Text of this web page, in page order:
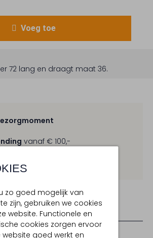
zo goed mogelijk van
zijn, gebruiken we cookies
website. Functionele en
cookies zorgen ervoor
goed werkt en
Voeg toe
72 lang en draagt maat 36.
vanaf € 100,-
binnen 30 dagen